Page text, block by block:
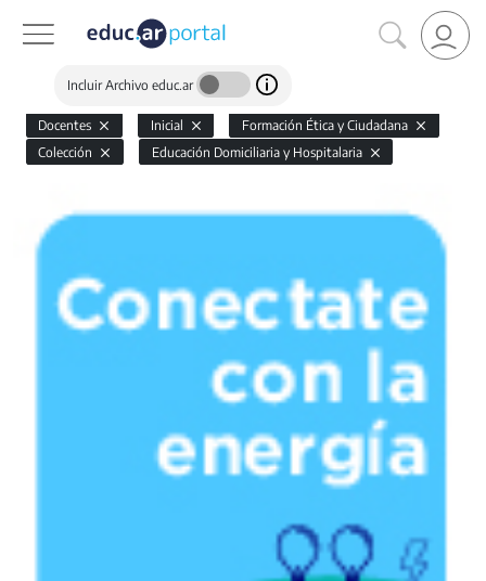
Incluir Archivo educ.ar
Docentes Inicial
Formación Ética y Ciudadana
Colección
Educación Domiciliaria y Hospitalaria